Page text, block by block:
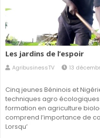
Les jardins de l’espoir
AgribusinessTV 13
Cinq jeunes Béninois et
techniques agro
formation en agriculture
comprend l’importance de
Lorsqu’